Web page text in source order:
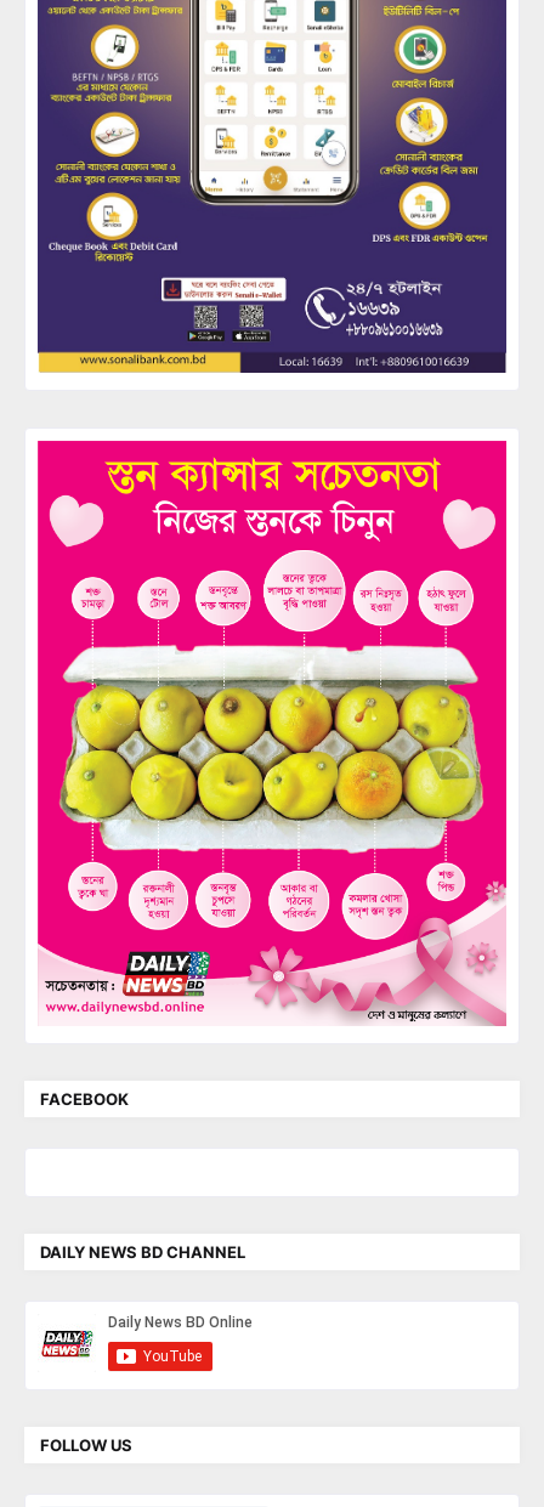
FACEBOOK
DAILY NEWS BD CHANNEL
FOLLOW US